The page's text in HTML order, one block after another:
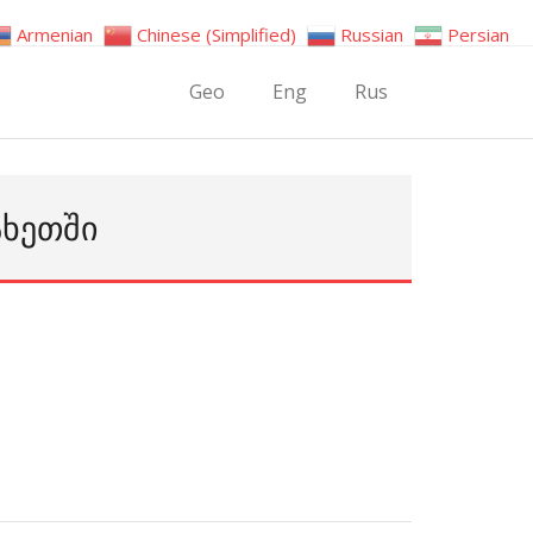
Geo Eng Rus
Armenian Chinese (Simplified) Russian Persian